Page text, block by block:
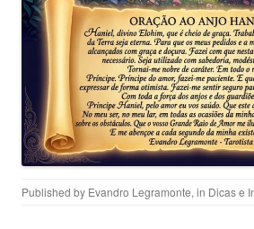
Published by Evandro Legramonte, in Dicas e